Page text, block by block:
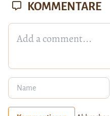
KOMMENTARE